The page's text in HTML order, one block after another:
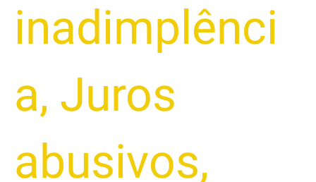
inadimplênci
a, Juros
abusivos,